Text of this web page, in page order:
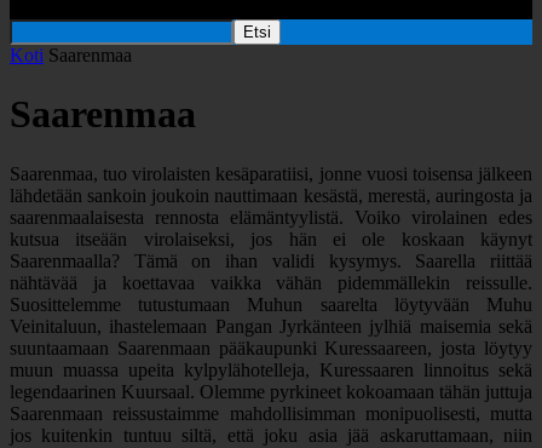
Koti Saarenmaa
Saarenmaa
Saarenmaa, tuo virolaisten kesäparatiisi, jonne vuosi toisensa jälkeen
lähdetään sankoin joukoin nauttimaan kesästä, merestä, auringosta ja
saarenmaalaisesta rennosta elämäntyylistä. Voiko virolainen edes
kutsua itseään virolaiseksi, jos hän ei ole koskaan käynyt
Saarenmaalla? Tämä on ihan validi kysymys. Saarella riittää
nähtävää ja koettavaa vaikka vähän pidemmällekin reissulle.
Suosittelemme tutustumaan Muhun saarelta löytyvään Muhu
Veinitaluun, ihastelemaan Pangan Jyrkänteen jylhiä maisemia sekä
suuntaamaan Saarenmaan pääkaupunki Kuressaareen, josta löytyy
muun muassa upeita kylpylähotelleja, Kuressaaren linnoitus sekä
legendaarinen Kuursaal. Olemme pyrkineet kokoamaan tähän juttuja
Saarenmaan reissustaimme mahdollisimman monipuolisesti, mutta
jos kuitenkin tuntuu siltä, että joku asia jää askaruttamaan, niin